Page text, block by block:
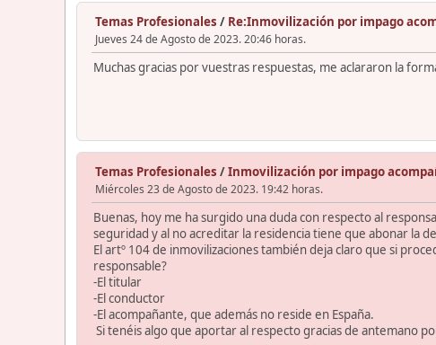
Temas Profesionales / Re:Inmovilización por impago
Jueves 24 de Agosto de 2023. 20:46 horas.
Muchas gracias por vuestras respuestas, me aclararon la
Temas Profesionales /Inmovilización por impago
Miércoles 23 de Agosto de 2023. 19:42 horas.
Buenas, hoy me ha surgido una duda con respecto al
seguridad y al no acreditar la residencia tiene que abonar la
El artº 104 de inmovilizaciones también deja claro que si
responsable?
-El titular
-El conductor
-El acompañante, que además no reside en España.
Si tenéis algo que aportar al respecto gracias de antemano